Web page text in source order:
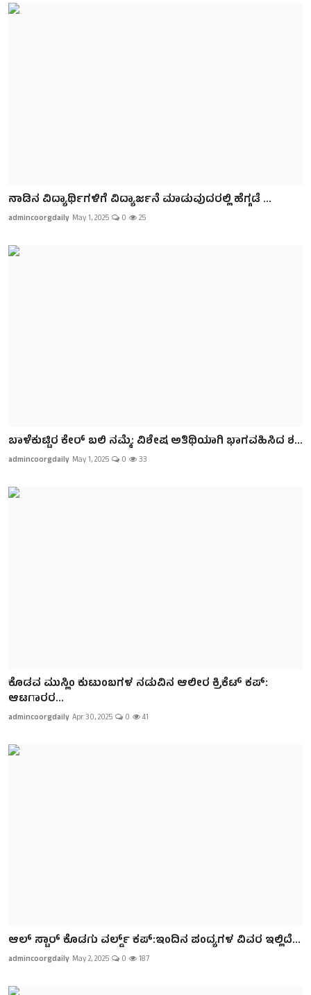
ನಾಡಿನ ವಿದ್ಯಾರ್ಥಿಗಳಿಗೆ ವಿದ್ಯಾರ್ಜನೆ ಮಾಡುವುದರಲ್ಲಿ ಹೆಗ್ಗಡೆ ...
admincoorgdaily May 1, 2025 0 25
ಬಾಳೆಕುಟ್ಟಿರ ಕೇರ್ ಬಲಿ ನಮ್ಮೆ: ವಿಶೇಷ ಅತಿಥಿಯಾಗಿ ಭಾಗವಹಿಸಿದ ಶ...
admincoorgdaily May 1, 2025 0 33
ಕೊಡವ ಮುಸ್ಲಿಂ ಕುಟುಂಬಗ‌ಳ ನಡುವಿನ ಆಲೀರ ಕ್ರಿಕೆಟ್ ಕಪ್:
ಆಟಗಾರರ...
admincoorgdaily Apr 30, 2025 0 41
ಆಲ್ ಸ್ಟಾರ್ ಕೊಡಗು ವರ್ಲ್ಡ್ ಕಪ್:ಇಂದಿನ ಪಂದ್ಯಗಳ ವಿವರ ಇಲ್ಲಿದೆ...
admincoorgdaily May 2, 2025 0 187